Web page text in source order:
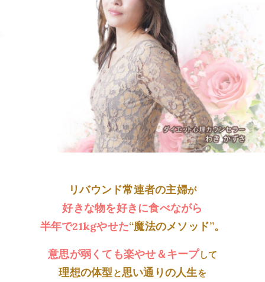
リバウンド常連者の主婦が
好きな物を好きに食べながら
半年で21kgやせた“魔法のメソッド”。
意思が弱くても楽やせ＆キープして
理想の体型 と思い通りの人生を